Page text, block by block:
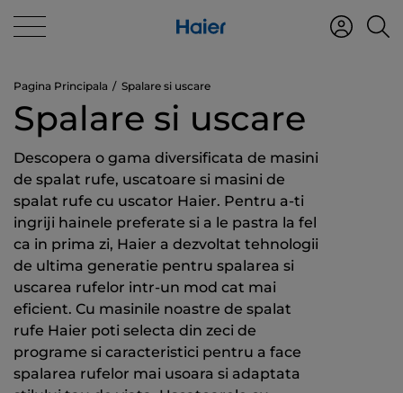
Pagina Principala Spalare si uscare
Spalare si uscare
Descopera o gama diversificata de masini
de spalat rufe, uscatoare si masini de
spalat rufe cu uscator Haier. Pentru a-ti
ingriji hainele preferate si a le pastra la fel
ca in prima zi, Haier a dezvoltat tehnologii
de ultima generatie pentru spalarea si
uscarea rufelor intr-un mod cat mai
eficient. Cu masinile noastre de spalat
rufe Haier poti selecta din zeci de
programe si caracteristici pentru a face
spalarea rufelor mai usoara si adaptata